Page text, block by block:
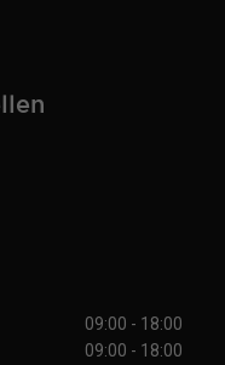
09:00 - 18:00
09:00 - 18:00